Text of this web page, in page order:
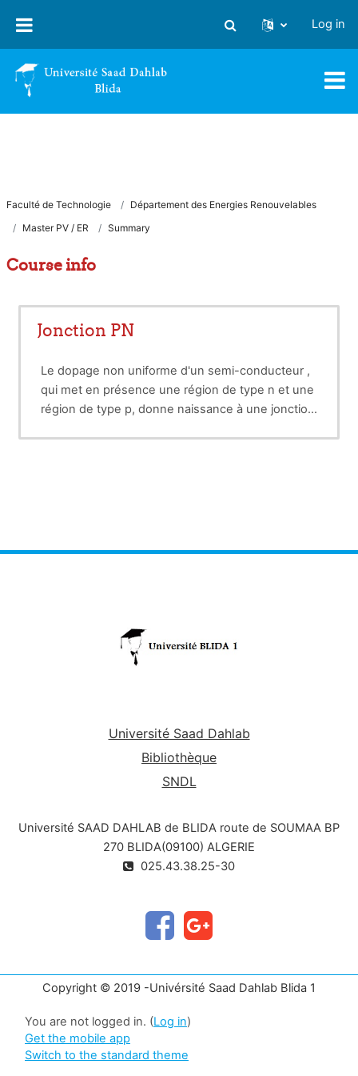
Toggle search input
Log in
Faculté de Technologie
Département des Energies Renouvelables
Master PV / ER
Summary
Course info
Jonction PN
Le dopage non uniforme d'un semi-conducteur ,
qui met en présence une région de type n et une
région de type p, donne naissance à une jonction
Université Saad Dahlab
Bibliothèque
SNDL
Université SAAD DAHLAB de BLIDA route de SOUMAA BP
270 BLIDA(09100) ALGERIE
025.43.38.25-30
Copyright © 2019 -Univérsité Saad Dahlab Blida 1
You are not logged in. (Log in)
Get the mobile app
Switch to the standard theme